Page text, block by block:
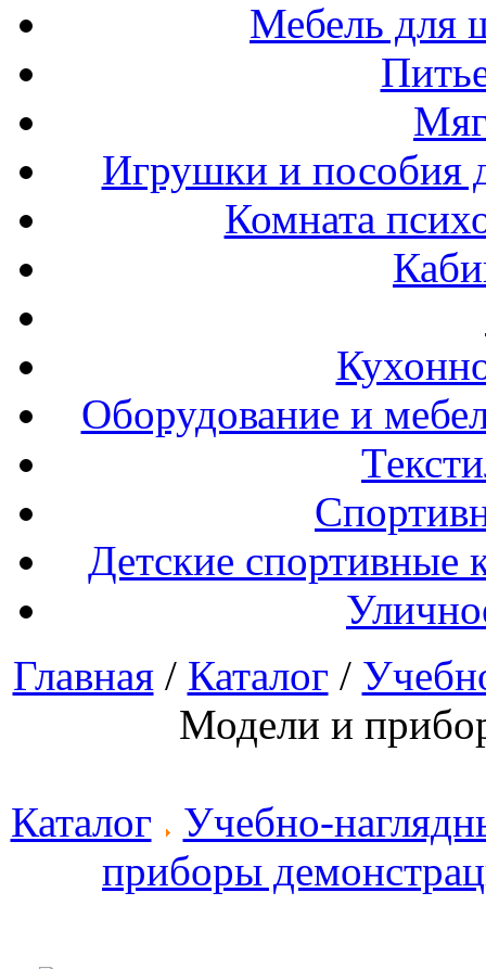
Мебель для
Игрушки и пособия
Комната
Оборудование и
Детские спортивные
Главная/ Каталог /
Модели и
Каталог
Учебно-
приборы